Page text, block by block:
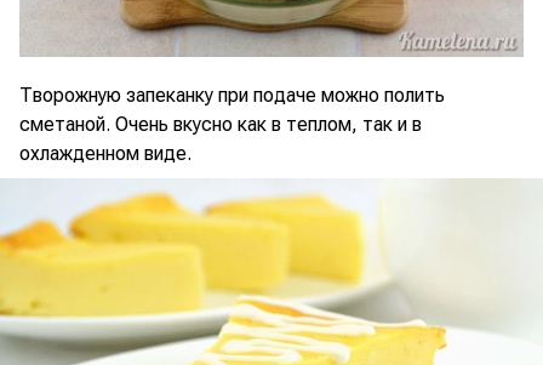
Творожную запеканку при подаче можно полить
сметаной. Очень вкусно как в теплом, так и в
охлажденном виде.